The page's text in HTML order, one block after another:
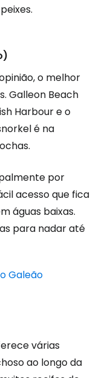
o melhor
Galleon Beach
Harbour e o
é na
por
acesso que fica
águas baixas.
para nadar até
Galeão
várias
ao longo da